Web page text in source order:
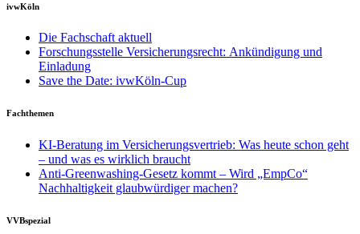
ivwKöln
Die Fachschaft aktuell
Forschungsstelle Versicherungsrecht: Ankündigung und
Einladung
Save the Date: ivwKöln-Cup
Fachthemen
KI-Beratung im Versicherungsvertrieb: Was heute schon geht
– und was es wirklich braucht
Anti-Greenwashing-Gesetz kommt – Wird „EmpCo“
Nachhaltigkeit glaubwürdiger machen?
VVBspezial